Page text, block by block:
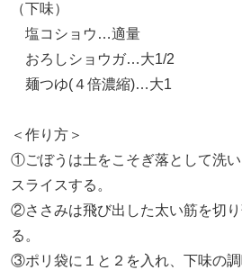
（下味）
塩コショウ…適量
おろしショウガ…大1/2
麺つゆ(４倍濃縮)…大1
＜作り方＞
①ごぼうは土をこそぎ落として洗い
スライスする。
②ささみは飛び出した太い筋を切
る。
③ポリ袋に１と２を入れ、下味の